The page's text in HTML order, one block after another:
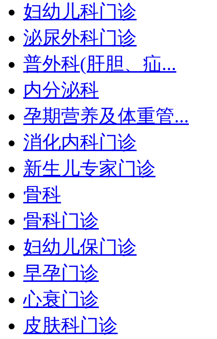
妇幼儿科门诊
泌尿外科门诊
普外科(肝胆、疝...
内分泌科
孕期营养及体重管...
消化内科门诊
新生儿专家门诊
骨科
骨科门诊
妇幼儿保门诊
早孕门诊
心衰门诊
皮肤科门诊